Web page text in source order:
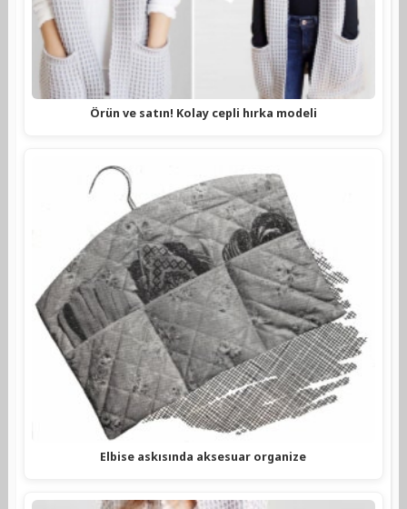
Örün ve satın! Kolay cepli hırka modeli
Elbise askısında aksesuar organize